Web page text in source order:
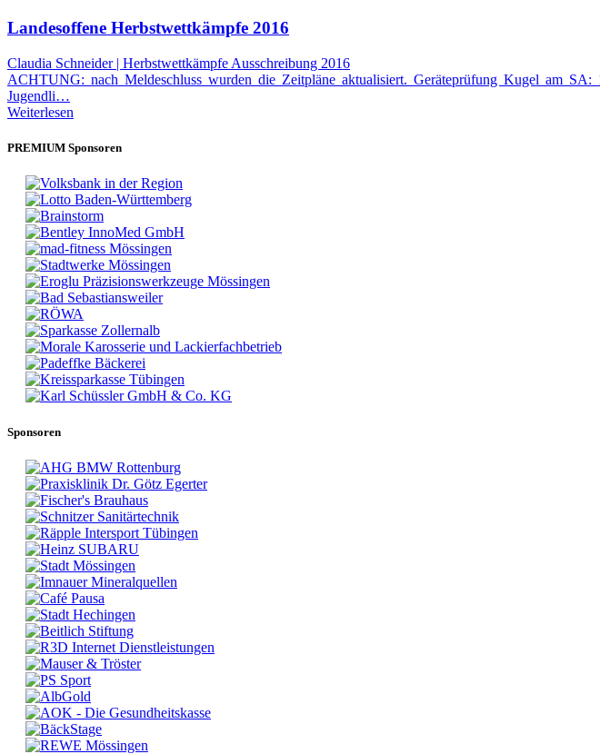
Landesoffene Herbstwettkämpfe 2016
Claudia Schneider | Herbstwettkämpfe Ausschreibung 2016
ACHTUNG: nach Meldeschluss wurden die Zeitpläne aktualisiert. Geräteprüfung Kugel am
Jugendli…
Weiterlesen
PREMIUM Sponsoren
Sponsoren